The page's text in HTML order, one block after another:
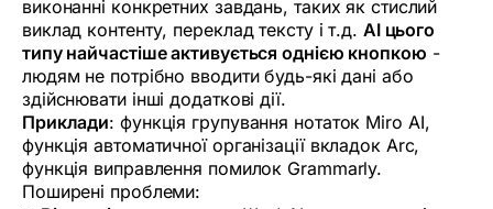
виконанні конкретних завдань, таких як стислий
виклад контенту, переклад тексту і т.д. AI цього
типу найчастіше активується однією кнопкою -
людям не потрібно вводити будь-які дані або
здійснювати інші додаткові дії.
Приклади: функція групування нотаток Miro AI,
функція автоматичної організації вкладок Arc,
функція виправлення помилок Grammarly.
Поширені проблеми: